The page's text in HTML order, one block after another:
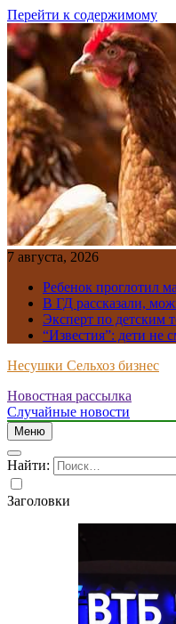
Перейти к содержимому
7 августа, 2026
Ребенок проглотил
В ГД рассказали,
Эксперт по детским
“Известия”: дети не
Несушки Сельхоз бизнес
Новостная рассылка
Случайные новости
Меню
Найти:
Заголовки